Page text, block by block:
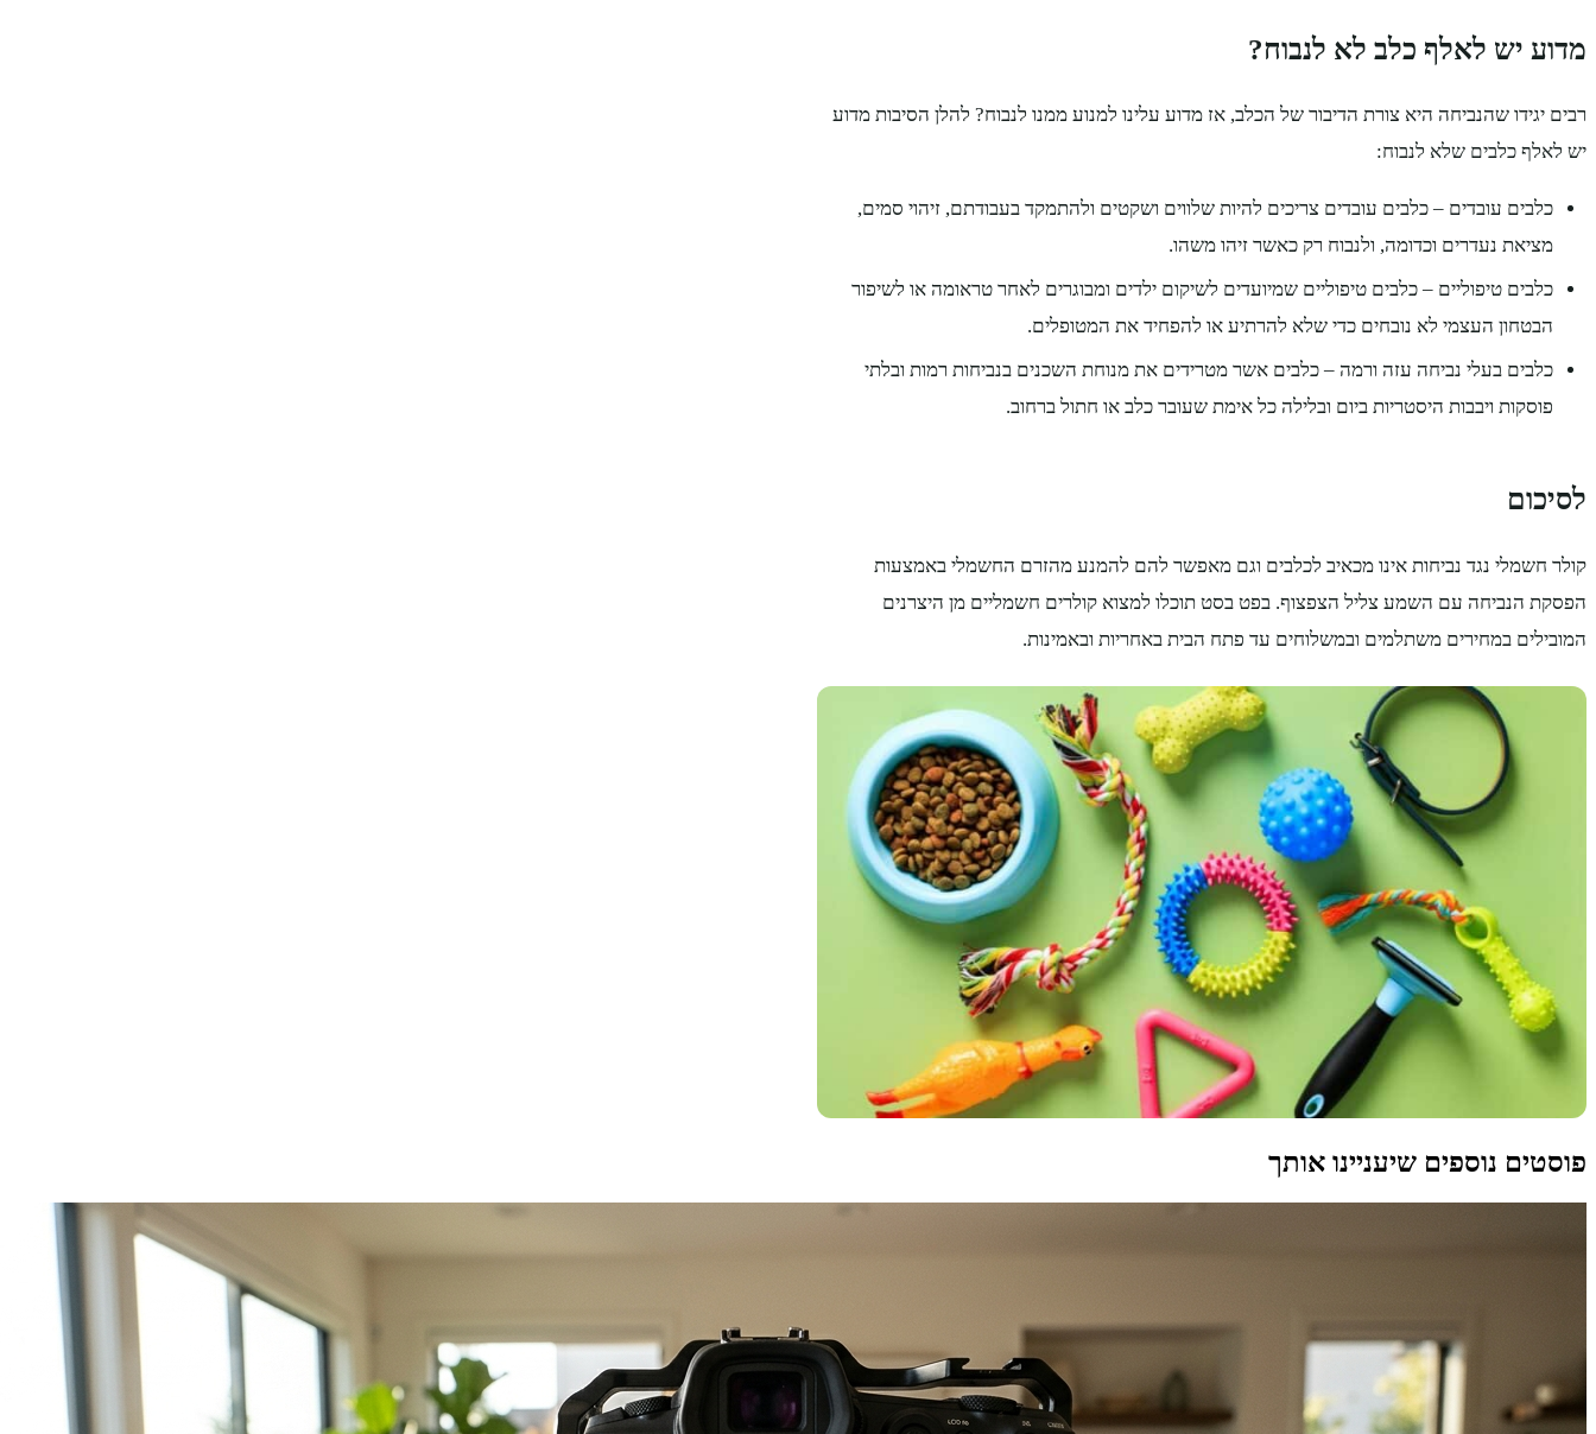
מדוע יש לאלף כלב לא לנבוח?
רבים יגידו שהנביחה היא צורת הדיבור של הכלב, אז מדוע עלינו למנוע ממנו לנבוח? להלן הסיבות מדוע
יש לאלף כלבים שלא לנבוח:
כלבים עובדים – כלבים עובדים צריכים להיות שלווים ושקטים ולהתמקד בעבודתם, זיהוי סמים,
מציאת נעדרים וכדומה, ולנבוח רק כאשר זיהו משהו.
כלבים טיפוליים – כלבים טיפוליים שמיועדים לשיקום ילדים ומבוגרים לאחר טראומה או לשיפור
הבטחון העצמי לא נובחים כדי שלא להרתיע או להפחיד את המטופלים.
כלבים בעלי נביחה עזה ורמה – כלבים אשר מטרידים את מנוחת השכנים בנביחות רמות ובלתי
פוסקות ויבבות היסטריות ביום ובלילה כל אימת שעובר כלב או חתול ברחוב.
לסיכום
קולר חשמלי נגד נביחות אינו מכאיב לכלבים וגם מאפשר להם להמנע מהזרם החשמלי באמצעות
הפסקת הנביחה עם השמע צליל הצפצוף. בפט בסט תוכלו למצוא קולרים חשמליים מן היצרנים
המובילים במחירים משתלמים ובמשלוחים עד פתח הבית באחריות ובאמינות.
פוסטים נוספים שיעניינו אותך